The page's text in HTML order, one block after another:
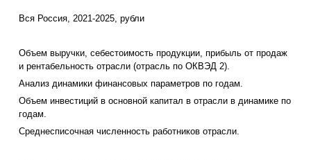
Вся Россия, 2021-2025, рубли
Объем выручки, себестоимость продукции, прибыль от продаж
и рентабельность отрасли (отрасль по ОКВЭД 2).
Анализ динамики финансовых параметров по годам.
Объем инвестиций в основной капитал в отрасли в динамике по
годам.
Среднесписочная численность работников отрасли.